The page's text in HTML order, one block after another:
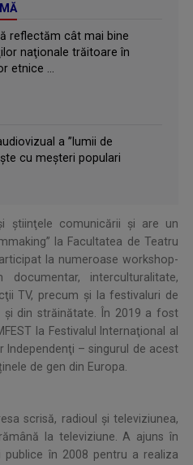
reflectăm cât mai bine
naţionale trăitoare în
etnice ...
a ’’lumii de
cu meşteri populari
ştiinţele comunicării şi are un
la Facultatea de Teatru
la numeroase workshop-
interculturalitate,
TV, precum şi la festivaluri de
din străinătate. În 2019 a fost
la Festivalul Internaţional al
Independenţi – singurul de acest
de gen din Europa.
scrisă, radioul şi televiziunea,
la televiziune. A ajuns în
publice în 2008 pentru a realiza